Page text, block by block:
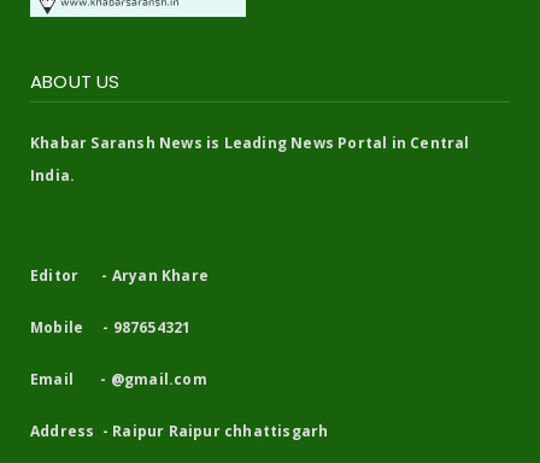
ABOUT US
Khabar Saransh News is Leading News Portal in Central
India.
Editor - Aryan Khare
Mobile - 987654321
Email - @gmail.com
Address - Raipur Raipur chhattisgarh